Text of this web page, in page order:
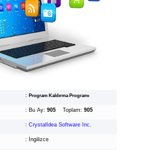
: Program Kaldırma Programı
: Bu Ay: 905 Toplam: 905
: CrystalIdea Software Inc.
: İngilizce